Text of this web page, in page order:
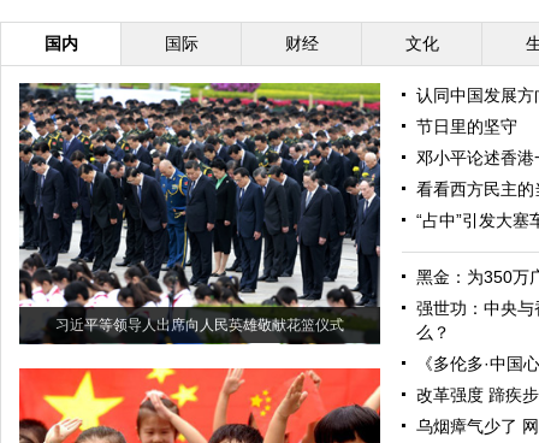
国内 国际 财经 文化
习近平等领导人出席向人民英雄敬献花篮仪式
认同中国发展方
节日里的坚守
邓小平论述香港
看看西方民主的
“占中”引发大塞
黑金：为350万
强世功：中央
么？
《多伦多·中国
改革强度 蹄疾
乌烟瘴气少了